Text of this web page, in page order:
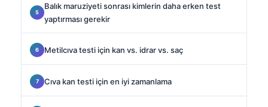
Balık maruziyeti sonrası kimlerin daha erken test
yaptırması gerekir
Metilcıva testi için kan vs. idrar vs. saç
Cıva kan testi için en iyi zamanlama